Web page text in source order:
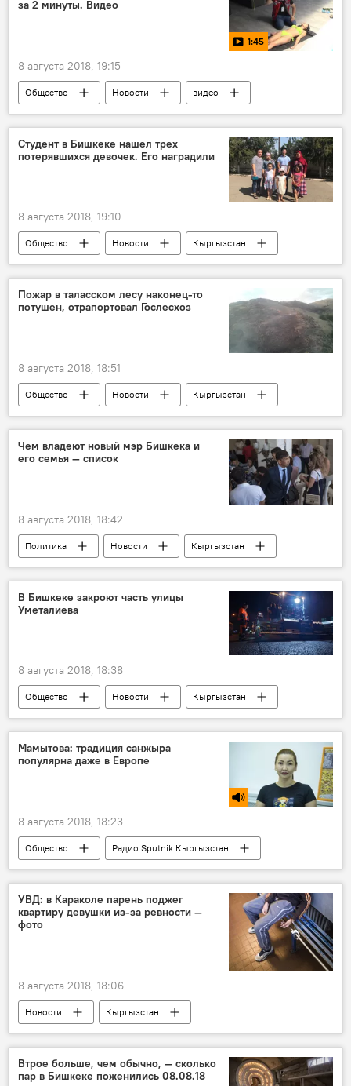
за 2 минуты. Видео
1:45
8 августа 2018, 19:15
Общество Новости
видео
Кыргызстан
Мультимедиа
Национальное общество Красного Полумесяца
вода
утопленник первая помощь
Студент в Бишкеке нашел трех
потерявшихся девочек. Его наградили
8 августа 2018, 19:10
Общество Новости
Кыргызстан
Бишкек
милиция поиски
Пожар в таласском лесу наконец-то
потушен, отрапортовал Гослесхоз
8 августа 2018, 18:51
Общество Новости
Кыргызстан
Таласская область
пожар тушение
Чем владеют новый мэр Бишкека и
его семья — список
8 августа 2018, 18:42
Политика Новости
Кыргызстан
Азиз Суракматов
мэр
имущество
Выборы мэра города
В Бишкеке закроют часть улицы
Уметалиева
8 августа 2018, 18:38
Общество Новости
Кыргызстан
Бишкек
ремонт дорог улица
Мамытова: традиция санжыра
популярна даже в Европе
8 августа 2018, 18:23
Общество
Радио Sputnik Кыргызстан
Европа
традиции
народ
Кыргызстан
УВД: в Караколе парень поджег
квартиру девушки из-за ревности —
фото
8 августа 2018, 18:06
Новости
Кыргызстан
Происшествия
Каракол
милиция
поджог
ревность
Втрое больше, чем обычно, — сколько
пар в Бишкеке поженились 08.08.18